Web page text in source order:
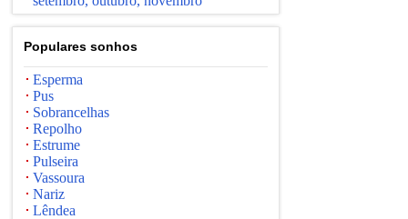
Populares sonhos
Esperma
Pus
Sobrancelhas
Repolho
Estrume
Pulseira
Vassoura
Nariz
Lêndea